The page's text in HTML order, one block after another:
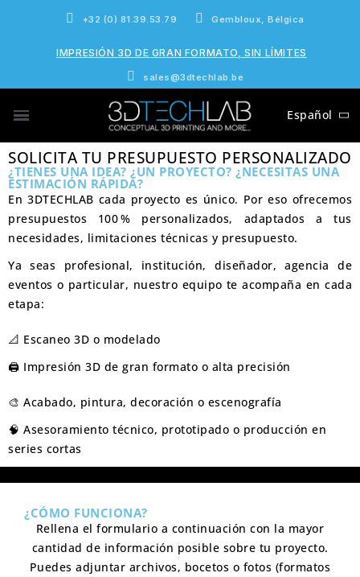
+32 (0) 81.39.53.79 Gembloux, Bélgica
IMPRESIÓN 3D DE GRAN FORMATO, SIN LÍMITES
sales@3dtechlab.be
Español
SOLICITA TU PRESUPUESTO PERSONALIZADO
¿TIENES UNA IDEA? ¿UN PROYECTO? ¿NECESITAS UNA
ESTIMACIÓN RÁPIDA?
En 3DTECHLAB cada proyecto es único. Por eso ofrecemos
presupuestos 100 % personalizados, adaptados a tus
necesidades, limitaciones técnicas y presupuesto.
Ya seas profesional, institución, diseñador, agencia de
eventos o particular, nuestro equipo te acompaña en cada
etapa:
📐 Escaneo 3D o modelado
🖨️ Impresión 3D de gran formato o alta precisión
🎨 Acabado, pintura, decoración o escenografía
🧠 Asesoramiento técnico, prototipado o producción en
series cortas
¿CÓMO FUNCIONA?
Rellena el formulario a continuación con la mayor
cantidad de información posible sobre tu proyecto.
Puedes adjuntar archivos, bocetos o fotos (formatos